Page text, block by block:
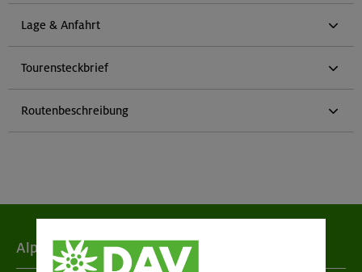
Lage & Anfahrt
Tourensteckbrief
Routenbeschreibung
Alpenverein